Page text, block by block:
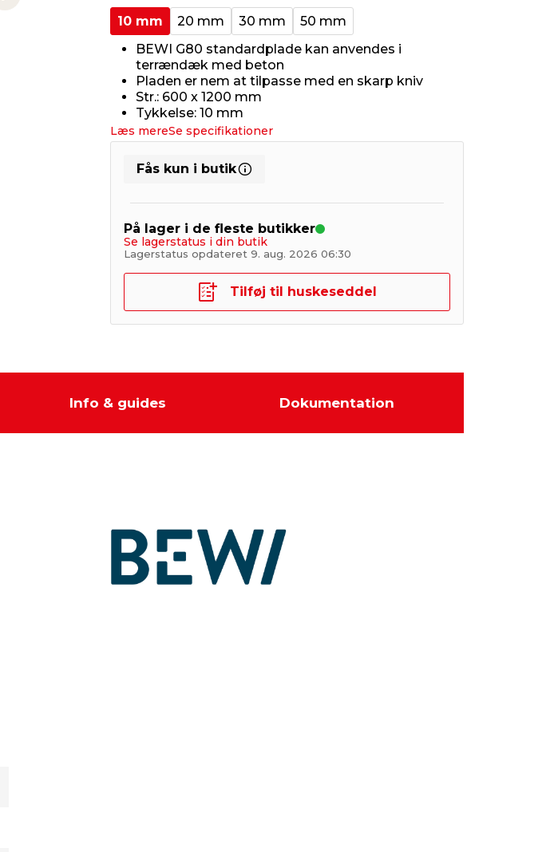
Next slide
10 mm
20 mm 30 mm
50 mm
BEWI G80 standardplade kan anvendes i
terrændæk med beton
Pladen er nem at tilpasse med en skarp kniv
Str.: 600 x 1200 mm
Tykkelse: 10 mm
Læs mereSe specifikationer
Fås kun i butik
På lager i de fleste butikker
Se lagerstatus i din butik
Lagerstatus opdateret 9. aug. 2026 06:30
Tilføj til huskeseddel
Info & guides Dokumentation